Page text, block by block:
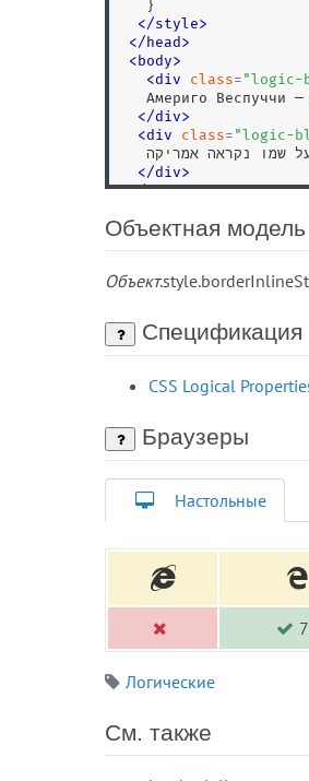
   }
</style>
</head>
<body>
<div class= "logic-
Америго Веспуччи —
</div>
<div class= "logic-
</div>
</body>
Объектная модель
Объект
Спецификация
CSS Logical
Браузеры
Настольные
Логические
См. также